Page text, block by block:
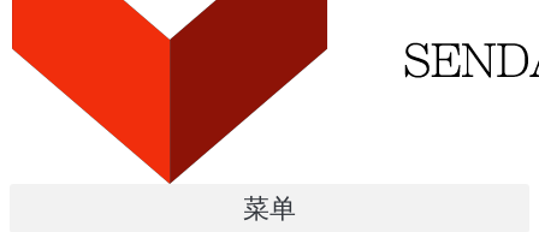
菜单